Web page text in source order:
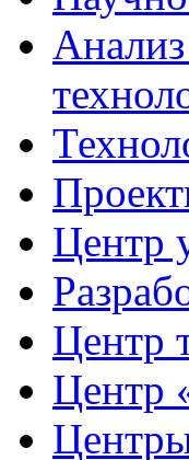
Центр
Центр
Центр